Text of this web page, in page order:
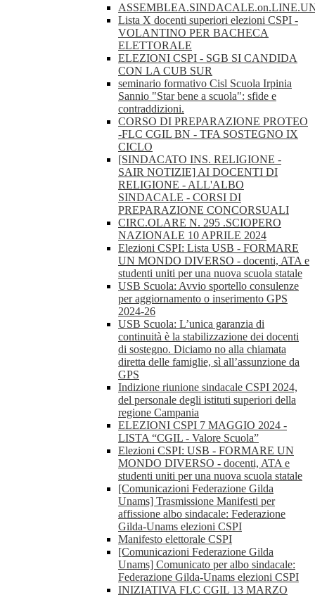
Lista X docenti superiori elezioni CSPI -
VOLANTINO PER BACHECA
ELETTORALE
ELEZIONI CSPI - SGB SI CANDIDA
CON LA CUB SUR
seminario formativo Cisl Scuola Irpinia
Sannio "Star bene a scuola": sfide e
contraddizioni.
CORSO DI PREPARAZIONE PROTEO
-FLC CGIL BN - TFA SOSTEGNO IX
CICLO
[SINDACATO INS. RELIGIONE -
SAIR NOTIZIE] AI DOCENTI DI
RELIGIONE - ALL'ALBO
SINDACALE - CORSI DI
PREPARAZIONE CONCORSUALI
CIRC.OLARE N. 295 .SCIOPERO
NAZIONALE 10 APRILE 2024
Elezioni CSPI: Lista USB - FORMARE
UN MONDO DIVERSO - docenti, ATA e
studenti uniti per una nuova scuola statale
USB Scuola: Avvio sportello consulenze
per aggiornamento o inserimento GPS
2024-26
USB Scuola: L’unica garanzia di
continuità è la stabilizzazione dei docenti
di sostegno. Diciamo no alla chiamata
diretta delle famiglie, sì all’assunzione da
GPS
Indizione riunione sindacale CSPI 2024,
del personale degli istituti superiori della
regione Campania
ELEZIONI CSPI 7 MAGGIO 2024 -
LISTA “CGIL - Valore Scuola”
Elezioni CSPI: USB - FORMARE UN
MONDO DIVERSO - docenti, ATA e
studenti uniti per una nuova scuola statale
[Comunicazioni Federazione Gilda
Unams] Trasmissione Manifesti per
affissione albo sindacale: Federazione
Gilda-Unams elezioni CSPI
Manifesto elettorale CSPI
[Comunicazioni Federazione Gilda
Unams] Comunicato per albo sindacale:
Federazione Gilda-Unams elezioni CSPI
INIZIATIVA FLC CGIL 13 MARZO